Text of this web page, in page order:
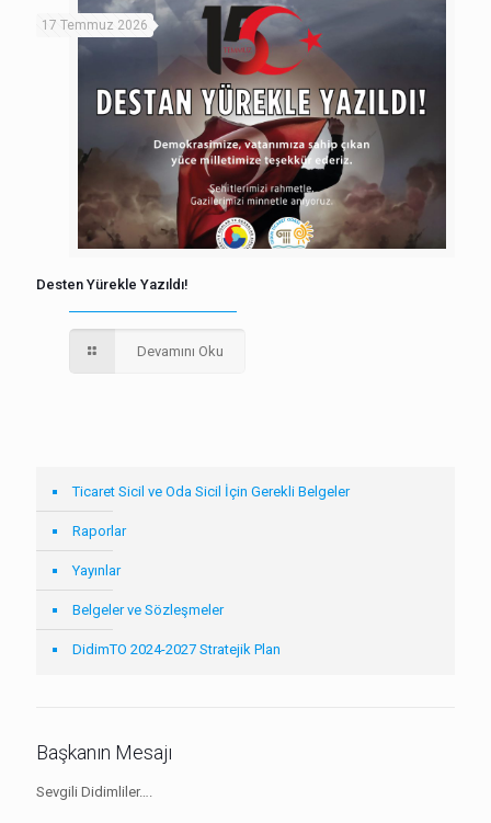
17 Temmuz 2026
Desten Yürekle Yazıldı!
Devamını Oku
Ticaret Sicil ve Oda Sicil İçin Gerekli Belgeler
Raporlar
Yayınlar
Belgeler ve Sözleşmeler
DidimTO 2024-2027 Stratejik Plan
Başkanın Mesajı
Sevgili Didimliler….